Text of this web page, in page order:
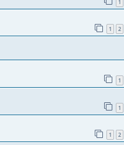
1
1 2
1
1
1 2